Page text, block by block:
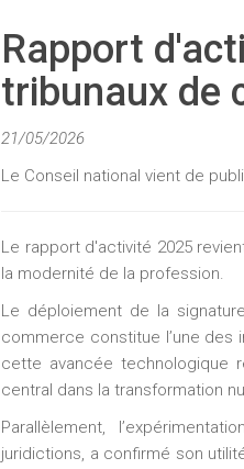
Rapport
tribunaux de
21/05/2026
Le Conseil national vient de
Le rapport d'activité 2025
la modernité de la profession.
Le déploiement de la
commerce constitue l’une des
cette avancée technologique
central dans la transformation
Parallèlement,
juridictions, a confirmé son